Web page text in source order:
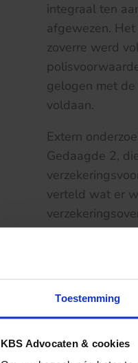
Toestemming
KBS Advocaten & cookies
integraal ten
afgewezen.
zoverre werd
gelogen met
voldaan.
Extern
Gedaagde 2,
verteld wat er
gemaakte
ASR geen
gedaagde 1